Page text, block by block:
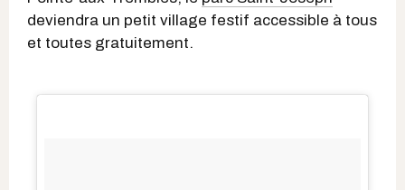
deviendra un petit village festif accessible à tous
et toutes gratuitement.